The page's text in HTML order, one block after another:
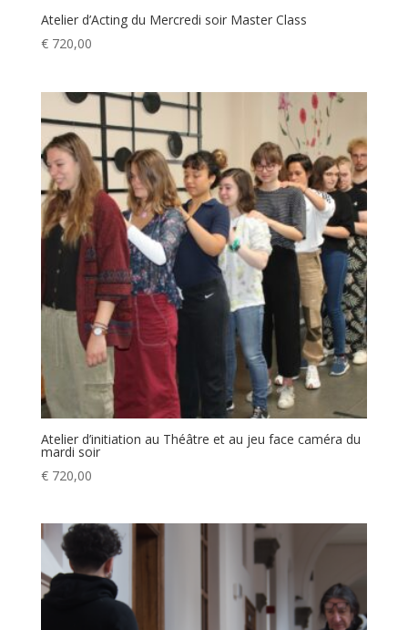
Atelier d’Acting du Mercredi soir Master Class
€720,00
Atelier d’initiation au Théâtre et au jeu face caméra du
mardi soir
€720,00